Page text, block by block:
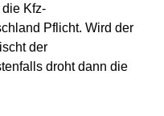
Kfz-
Pflicht. Wird der
der
droht dann die